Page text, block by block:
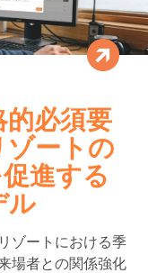
必須要
ートの
進する
ル
ゾートにおける季
場者との関係強化